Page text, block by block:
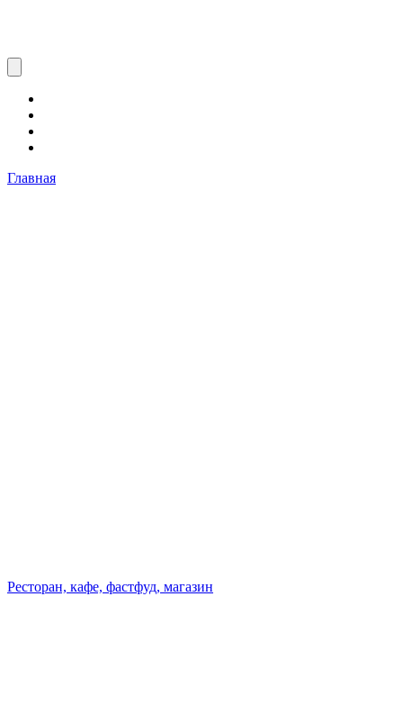
Главная
Ресторан, кафе, фастфуд, магазин